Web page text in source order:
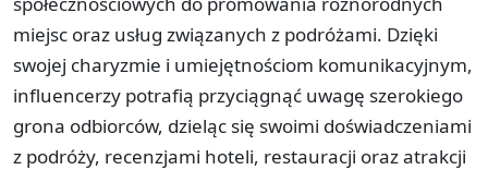
miejsc oraz usług związanych z podróżami. Dzięki
swojej charyzmie i umiejętnościom komunikacyjnym,
influencerzy potrafią przyciągnąć uwagę szerokiego
grona odbiorców, dzieląc się swoimi doświadczeniami
z podróży, recenzjami hoteli, restauracji oraz atrakcji